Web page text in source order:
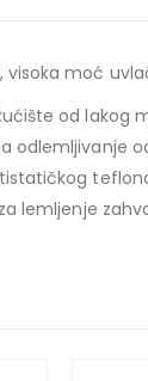
visoka moć
od lakog
odlemljivanje
lemljenje